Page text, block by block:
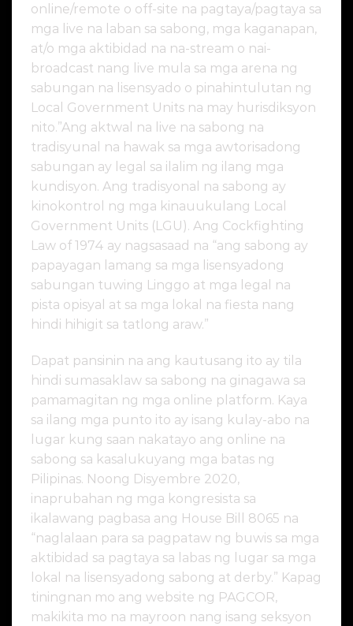
online/remote o off-site na pagtaya/pagtaya sa
mga live na laban sa sabong, mga kaganapan,
at/o mga aktibidad na na-stream o nai-
broadcast nang live mula sa mga arena ng
sabungan na lisensyado o pinahintulutan ng
Local Government Units na may hurisdiksyon
nito.”Ang aktwal na live na sabong na
tradisyunal na hawak sa mga awtorisadong
sabungan ay legal sa ilalim ng ilang mga
kundisyon. Ang tradisyonal na sabong ay
kinokontrol ng mga kinauukulang Local
Government Units (LGU). Ang Cockfighting
Law of 1974 ay nagsasaad na “ang sabong ay
papayagan lamang sa mga lisensyadong
sabungan tuwing Linggo at mga legal na
pista opisyal at sa mga lokal na fiesta nang
hindi hihigit sa tatlong araw.”
Dapat pansinin na ang kautusang ito ay tila
hindi sumasaklaw sa sabong na ginagawa sa
pamamagitan ng mga online platform. Kaya
sa ilang mga punto ito ay isang kulay-abo na
lugar kung saan nakatayo ang online na
sabong sa kasalukuyang mga batas ng
Pilipinas. Noong Disyembre 2020,
inaprubahan ng mga kongresista sa
ikalawang pagbasa ang House Bill 8065 na
“naglalaan para sa pagpataw ng buwis sa mga
aktibidad sa pagtaya sa labas ng lugar sa mga
lokal na lisensyadong sabong at derby.” Kapag
tiningnan mo ang website ng PAGCOR,
makikita mo na mayroon nang isang seksyon